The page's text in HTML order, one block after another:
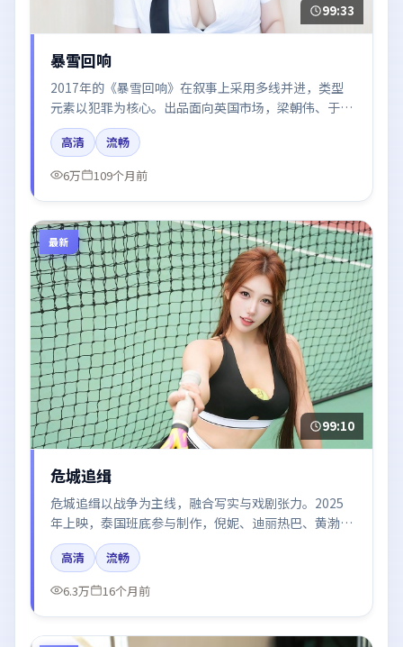
99:33
暴雪回响
2017年的《暴雪回响》在叙事上采用多线并进，类型
元素以犯罪为核心。出品面向英国市场，梁朝伟、于和
伟、张子枫所饰角色推动关键反转，结尾留白引发讨
论。
高清
流畅
6万
109个月前
最新
99:10
危城追缉
危城追缉以战争为主线，融合写实与戏剧张力。2025
年上映，泰国班底参与制作，倪妮、迪丽热巴、黄渤、
段奕宏、河正宇在片中呈现细腻表演，影像风格统一，
配乐与剪辑强化了情绪曲线。
高清
流畅
6.3万
16个月前